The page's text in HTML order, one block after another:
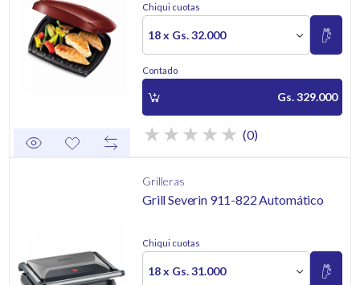
Chiqui cuotas
18 x Gs. 32.000
Contado
Gs. 329.000
(0)
Grilleras
Grill Severin 911-822 Automático
Chiqui cuotas
18 x Gs. 31.000